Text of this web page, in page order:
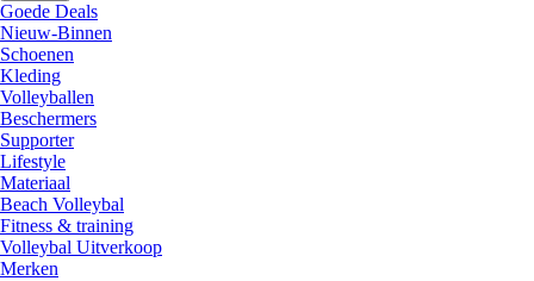
Goede Deals
Nieuw-Binnen
Schoenen
Kleding
Volleyballen
Beschermers
Supporter
Lifestyle
Materiaal
Beach Volleybal
Fitness & training
Volleybal Uitverkoop
Merken